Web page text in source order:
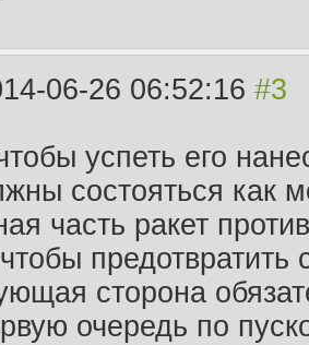
06-26 06:52:16
успеть его
состояться как
часть ракет
сторона
очередь по